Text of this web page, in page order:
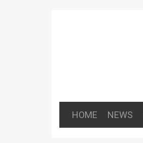
HOME NEWS